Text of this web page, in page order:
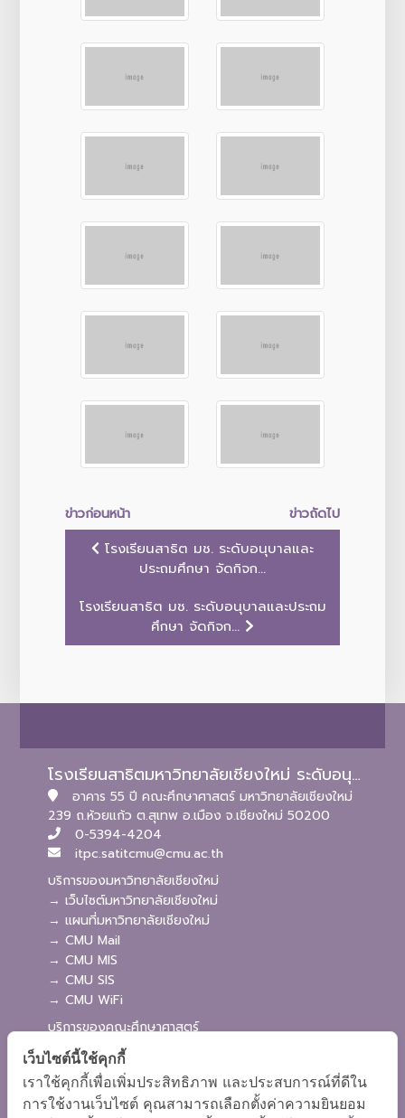
ข่าวก่อนหน้า
ข่าวถัดไป
โรงเรียนสาธิต มช. ระดับอนุบาลและ
ประถมศึกษา จัดกิจก...
โรงเรียนสาธิต มช. ระดับอนุบาลและประถม
ศึกษา จัดกิจก...
โรงเรียนสาธิตมหาวิทยาลัยเชียงใหม่ ระดับอนุบาลและประถมศึกษา
อาคาร 55 ปี คณะศึกษาศาสตร์ มหาวิทยาลัยเชียงใหม่
239 ถ.ห้วยแก้ว ต.สุเทพ อ.เมือง จ.เชียงใหม่ 50200
0-5394-4204
itpc.satitcmu@cmu.ac.th
บริการของมหาวิทยาลัยเชียงใหม่
→ เว็บไซต์มหาวิทยาลัยเชียงใหม่
→ แผนที่มหาวิทยาลัยเชียงใหม่
→ CMU Mail
→ CMU MIS
→ CMU SIS
→ CMU WiFi
บริการของคณะศึกษาศาสตร์
→ เว็บไซต์คณะศึกษาศาสตร์
→ ระบบจัดการเว็บไซต์
→ ระบบ Admission
→ EDU MIS
เว็บไซต์นี้ใช้คุกกี้
เราใช้คุกกี้เพื่อเพิ่มประสิทธิภาพ และประสบการณ์ที่ดีใน
การใช้งานเว็บไซต์ คุณสามารถเลือกตั้งค่าความยินยอม